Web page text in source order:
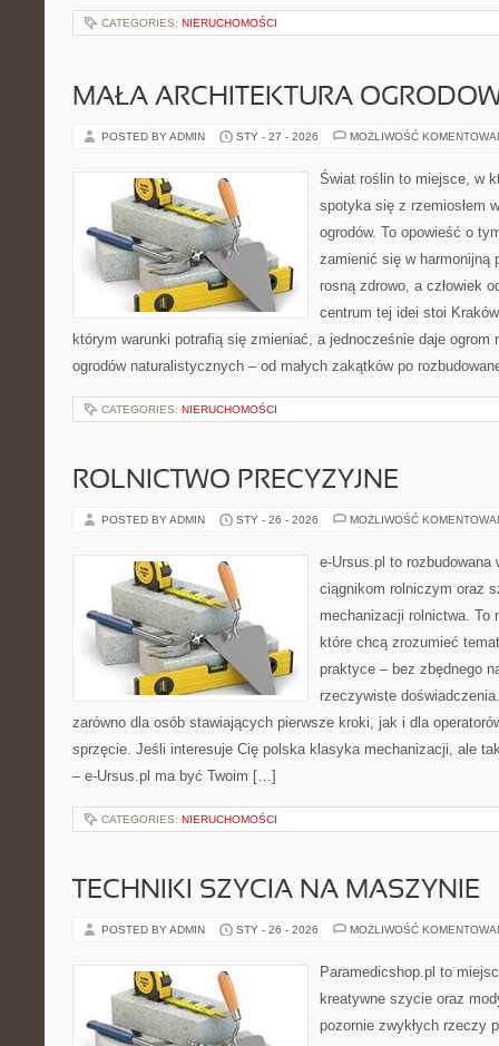
CATEGORIES: NIERUCHOMOŚCI
MAŁA ARCHITEKTURA
POSTED BY ADMIN STY - 27 - 2026 MOŻLIWOŚĆ
Świat roślin to miejsce, w
spotyka się z rzemiosłem
ogrodów. To opowieść o
zamienić się w harmonijną
rosną zdrowo, a człowiek
centrum tej idei stoi
którym warunki potrafią się zmieniać, a jednocześnie daje ogrom
ogrodów naturalistycznych – od małych zakątków po
CATEGORIES: NIERUCHOMOŚCI
ROLNICTWO PRECYZYJNE
POSTED BY ADMIN STY - 26 - 2026 MOŻLIWOŚĆ
e-Ursus.pl to rozbudowana
ciągnikom rolniczym oraz
mechanizacji rolnictwa. To
które chcą zrozumieć
praktyce – bez zbędnego
rzeczywiste
zarówno dla osób stawiających pierwsze kroki, jak i dla
sprzęcie. Jeśli interesuje Cię polska klasyka mechanizacji, ale
– e-Ursus.pl ma być Twoim […]
CATEGORIES: NIERUCHOMOŚCI
TECHNIKI SZYCIA NA MASZYNIE
POSTED BY ADMIN STY - 26 - 2026 MOŻLIWOŚĆ
Paramedicshop.pl to
kreatywne szycie oraz
pozornie zwykłych rzeczy